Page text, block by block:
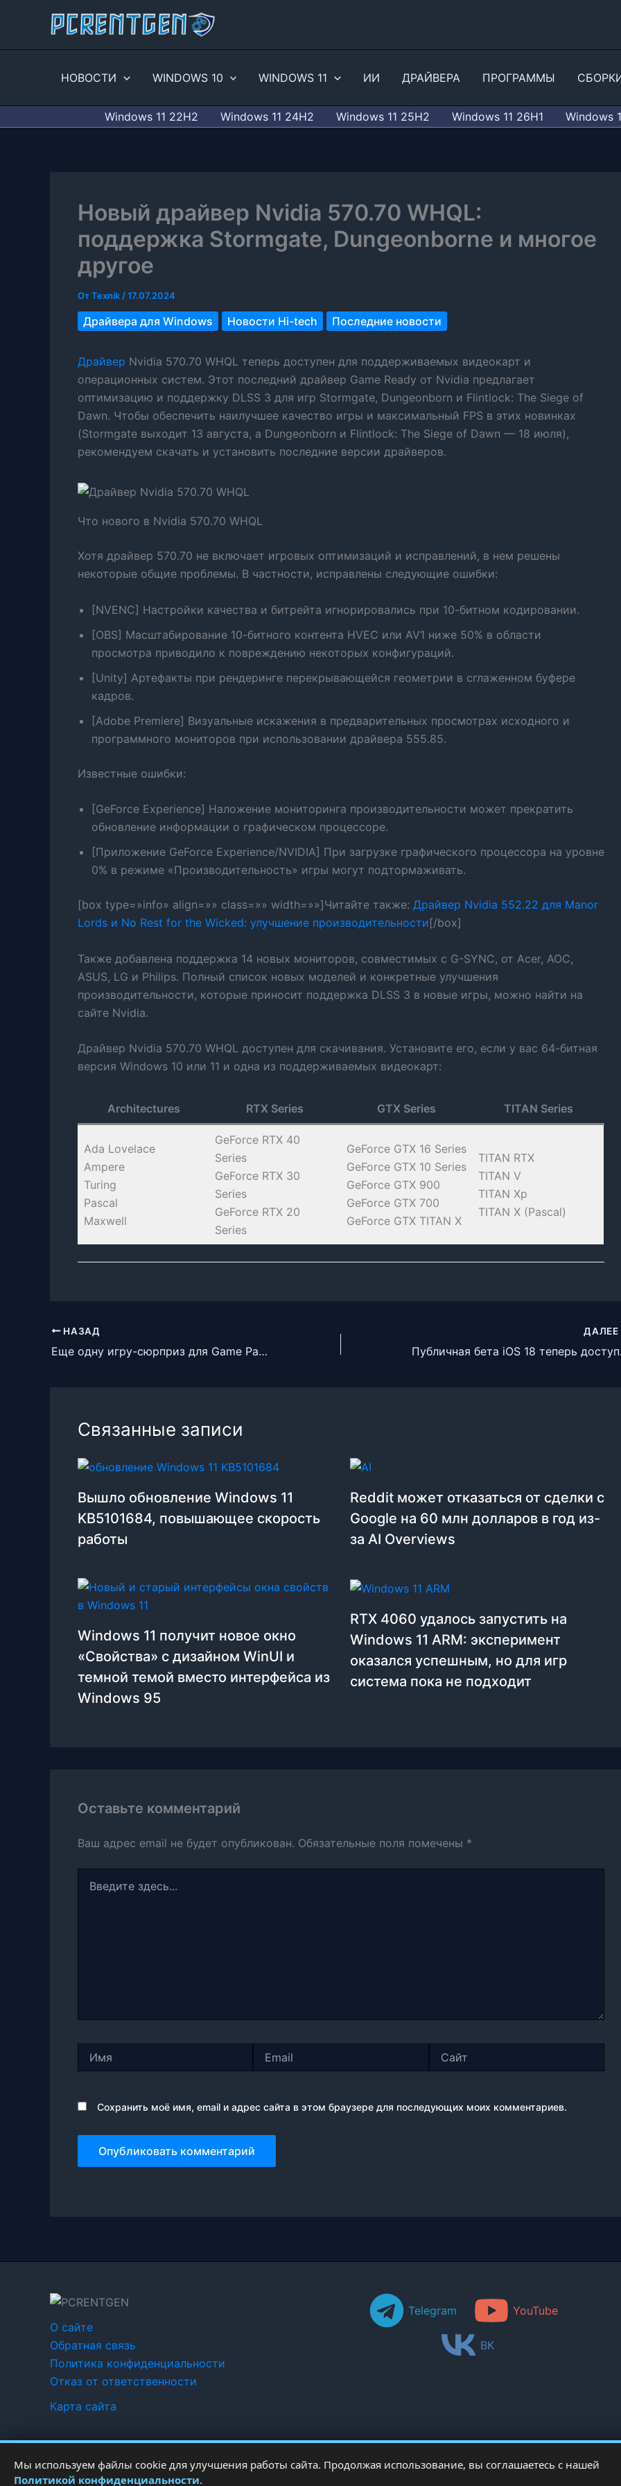
НОВОСТИ WINDOWS 10 WINDOWS 11 ИИ ДРАЙВЕРА ПРОГРАММЫ
Windows 11 22H2 Windows 11 24H2 Windows 11 25H2 Windows 11 26H1 Windows
Новый драйвер Nvidia 570.70 WHQL:
поддержка Stormgate, Dungeonborne и многое
другое
ОтTexnik /17.07.2024
Драйвера для Windows Новости Hi-tech Последние новости
Драйвер Nvidia 570.70 WHQL теперь доступен для поддерживаемых видеокарт и
операционных систем. Этот последний драйвер Game Ready от Nvidia предлагает
оптимизацию и поддержку DLSS 3 для игр Stormgate, Dungeonborn и Flintlock: The Siege of
Dawn. Чтобы обеспечить наилучшее качество игры и максимальный FPS в этих новинках
(Stormgate выходит 13 августа, а Dungeonborn и Flintlock: The Siege of Dawn — 18 июля),
рекомендуем скачать и установить последние версии драйверов.
Что нового в Nvidia 570.70 WHQL
Хотя драйвер 570.70 не включает игровых оптимизаций и исправлений, в нем решены
некоторые общие проблемы. В частности, исправлены следующие ошибки:
[NVENC] Настройки качества и битрейта игнорировались при 10-битном кодировании.
[OBS] Масштабирование 10-битного контента HVEC или AV1 ниже 50% в области
просмотра приводило к повреждению некоторых конфигураций.
[Unity] Артефакты при рендеринге перекрывающейся геометрии в сглаженном буфере
кадров.
[Adobe Premiere] Визуальные искажения в предварительных просмотрах исходного и
программного мониторов при использовании драйвера 555.85.
Известные ошибки:
[GeForce Experience] Наложение мониторинга производительности может прекратить
обновление информации о графическом процессоре.
[Приложение GeForce Experience/NVIDIA] При загрузке графического процессора на уровне
0% в режиме «Производительность» игры могут подтормаживать.
[box type=»info» align=»» class=»» width=»»]Читайте также: Драйвер Nvidia 552.22 для Manor
Lords и No Rest for the Wicked: улучшение производительности[/box]
Также добавлена поддержка 14 новых мониторов, совместимых с G-SYNC, от Acer, AOC,
ASUS, LG и Philips. Полный список новых моделей и конкретные улучшения
производительности, которые приносит поддержка DLSS 3 в новые игры, можно найти на
сайте Nvidia.
Драйвер Nvidia 570.70 WHQL доступен для скачивания. Установите его, если у вас 64-битная
версия Windows 10 или 11 и одна из поддерживаемых видеокарт:
Architectures RTX Series GTX Series TITAN Series
Ada Lovelace
Ampere
Turing
Pascal
Maxwell
GeForce RTX 40
Series
GeForce RTX 30
Series
GeForce RTX 20
Series
GeForce GTX 16 Series
GeForce GTX 10 Series
GeForce GTX 900
GeForce GTX 700
GeForce GTX TITAN X
TITAN RTX
TITAN V
TITAN Xp
TITAN X (Pascal)
НАЗАД
Еще одну игру-сюрприз для Game Pass на конец июля назвал надежный инсайдер
ДАЛЕЕ
Связанные записи
Вышло обновление Windows 11
KB5101684, повышающее скорость
работы
Reddit может отказаться от сделки с
Google на 60 млн долларов в год из-
за AI Overviews
Windows 11 получит новое окно
«Свойства» с дизайном WinUI и
темной темой вместо интерфейса из
Windows 95
RTX 4060 удалось запустить на
Windows 11 ARM: эксперимент
оказался успешным, но для игр
система пока не подходит
Оставьте комментарий
Ваш адрес email не будет опубликован. Обязательные поля помечены *
здесь...
Сохранить моё имя, email и адрес сайта в этом браузере для последующих моих комментариев.
О сайте
Обратная связь
Политика конфиденциальности
Отказ от ответственности
Карта сайта
Telegram YouTube
ВК
Мы используем файлы cookie для улучшения работы сайта. Продолжая использование, вы соглашаетесь с нашей
Политикой конфиденциальности.